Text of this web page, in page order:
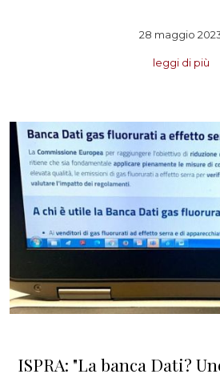
28 maggio
leggi di più
ISPRA: "La banca Dati?